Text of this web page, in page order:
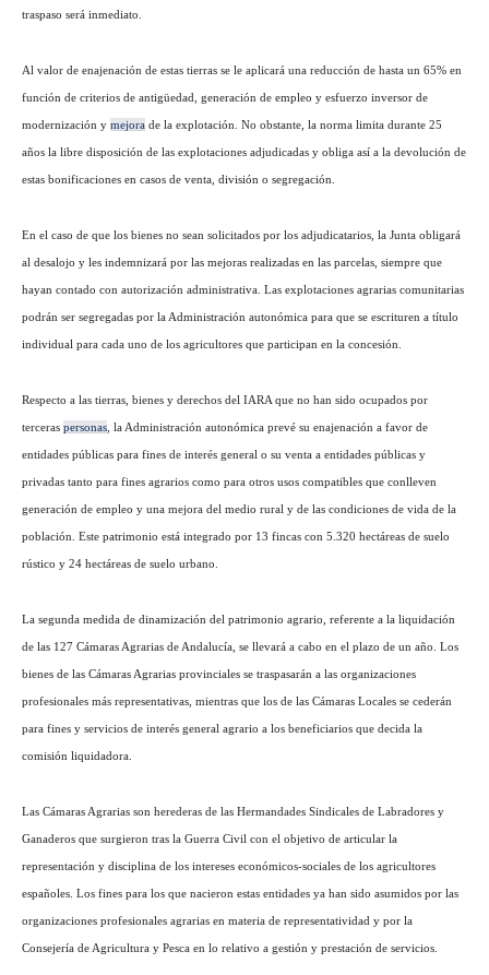
traspaso será inmediato.
Al valor de enajenación de estas tierras se le aplicará una reducción de hasta un 65% en
función de criterios de antigüedad, generación de empleo y esfuerzo inversor de
modernización y mejora de la explotación. No obstante, la norma limita durante 25
años la libre disposición de las explotaciones adjudicadas y obliga así a la devolución de
estas bonificaciones en casos de venta, división o segregación.
En el caso de que los bienes no sean solicitados por los adjudicatarios, la Junta obligará
al desalojo y les indemnizará por las mejoras realizadas en las parcelas, siempre que
hayan contado con autorización administrativa. Las explotaciones agrarias comunitarias
podrán ser segregadas por la Administración autonómica para que se escrituren a título
individual para cada uno de los agricultores que participan en la concesión.
Respecto a las tierras, bienes y derechos del IARA que no han sido ocupados por
terceras personas, la Administración autonómica prevé su enajenación a favor de
entidades públicas para fines de interés general o su venta a entidades públicas y
privadas tanto para fines agrarios como para otros usos compatibles que conlleven
generación de empleo y una mejora del medio rural y de las condiciones de vida de la
población. Este patrimonio está integrado por 13 fincas con 5.320 hectáreas de suelo
rústico y 24 hectáreas de suelo urbano.
La segunda medida de dinamización del patrimonio agrario, referente a la liquidación
de las 127 Cámaras Agrarias de Andalucía, se llevará a cabo en el plazo de un año. Los
bienes de las Cámaras Agrarias provinciales se traspasarán a las organizaciones
profesionales más representativas, mientras que los de las Cámaras Locales se cederán
para fines y servicios de interés general agrario a los beneficiarios que decida la
comisión liquidadora.
Las Cámaras Agrarias son herederas de las Hermandades Sindicales de Labradores y
Ganaderos que surgieron tras la Guerra Civil con el objetivo de articular la
representación y disciplina de los intereses económicos-sociales de los agricultores
españoles. Los fines para los que nacieron estas entidades ya han sido asumidos por las
organizaciones profesionales agrarias en materia de representatividad y por la
Consejería de Agricultura y Pesca en lo relativo a gestión y prestación de servicios.